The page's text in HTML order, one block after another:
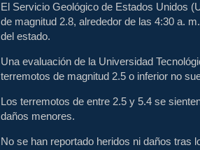
El Servicio Geológico de Estados Unidos
de magnitud 2.8, alrededor de las 4:30 a.
del estado.
Una evaluación de la Universidad
terremotos de magnitud 2.5 o inferior no
Los terremotos de entre 2.5 y 5.4 se
daños menores.
No se han reportado heridos ni daños tras